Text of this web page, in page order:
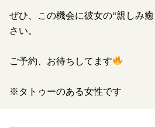
ぜひ、この機会に彼女の“親しみ
さい。
ご予約、お待ちしてます
※タトゥーのある女性です